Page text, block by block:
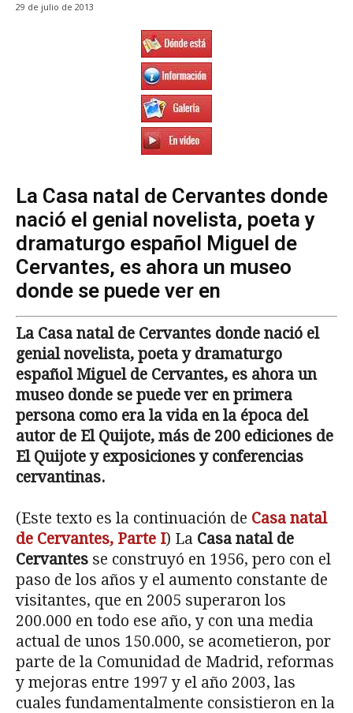
29 de julio de 2013
La Casa natal de Cervantes donde
nació el genial novelista, poeta y
dramaturgo español Miguel de
Cervantes, es ahora un museo
donde se puede ver en
La Casa natal de Cervantes donde nació el
genial novelista, poeta y dramaturgo
español Miguel de Cervantes, es ahora un
museo donde se puede ver en primera
persona como era la vida en la época del
autor de El Quijote, más de 200 ediciones de
El Quijote y exposiciones y conferencias
cervantinas.
(Este texto es la continuación de Casa natal
de Cervantes, Parte I) La Casa natal de
Cervantes se construyó en 1956, pero con el
paso de los años y el aumento constante de
visitantes, que en 2005 superaron los
200.000 en todo ese año, y con una media
actual de unos 150.000, se acometieron, por
parte de la Comunidad de Madrid, reformas
y mejoras entre 1997 y el año 2003, las
cuales fundamentalmente consistieron en la